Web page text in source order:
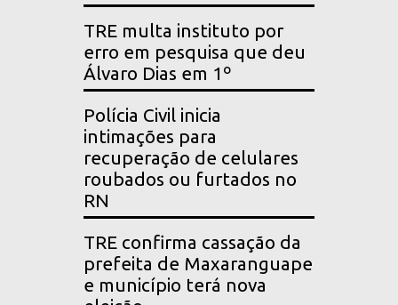
TRE multa instituto por
erro em pesquisa que deu
Álvaro Dias em 1º
Polícia Civil inicia
intimações para
recuperação de celulares
roubados ou furtados no
RN
TRE confirma cassação da
prefeita de Maxaranguape
e município terá nova